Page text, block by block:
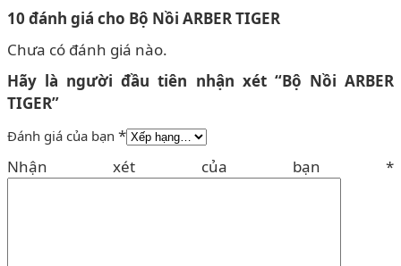
10 đánh giá cho Bộ Nồi ARBER TIGER
Chưa có đánh giá nào.
Hãy là người đầu tiên nhận xét “Bộ Nồi ARBER
TIGER”
Đánh giá của bạn *
Nhận xét của bạn *